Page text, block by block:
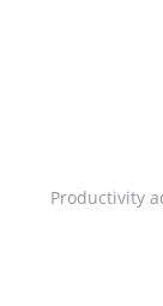
Productivity